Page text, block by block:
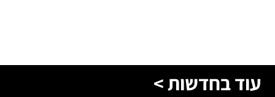
עוד בחדשות >